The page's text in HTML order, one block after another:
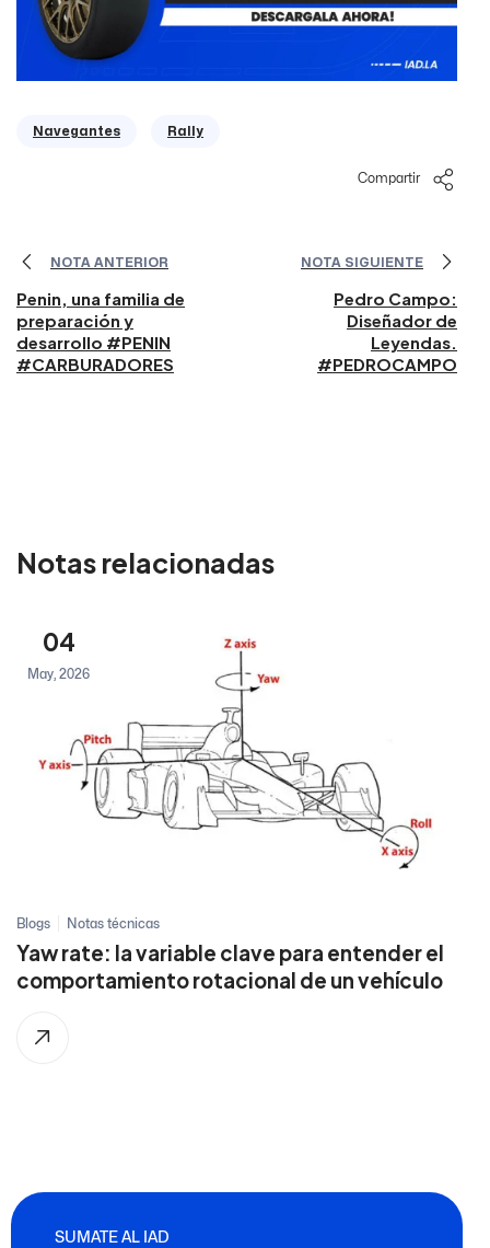
Navegantes Rally
Compartir
NOTA ANTERIOR
Penin, una familia de
preparación y
desarrollo #PENIN
#CARBURADORES
NOTA SIGUIENTE
Pedro Campo:
Diseñador de
Leyendas.
#PEDROCAMPO
Notas relacionadas
04
May, 2026
Blogs Notas técnicas
Yaw rate: la variable clave para entender el
comportamiento rotacional de un vehículo
SUMATE AL IAD